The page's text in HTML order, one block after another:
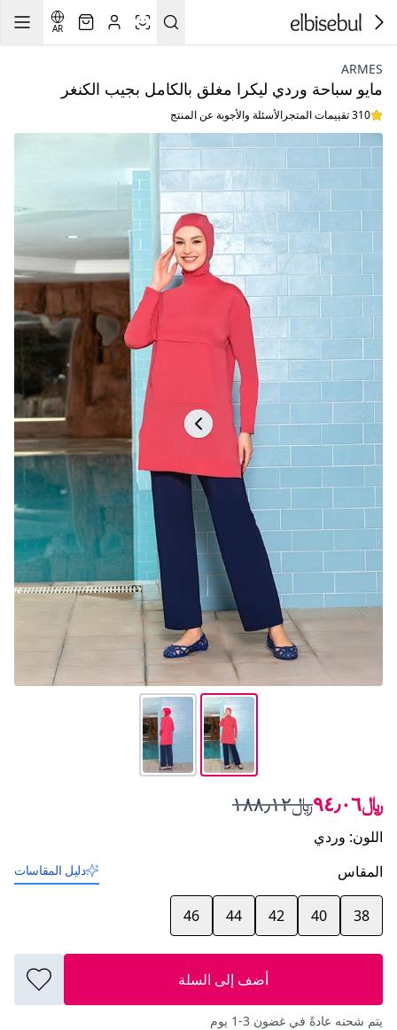
AR
ARMES
مايو سباحة وردي ليكرا مغلق بالكامل بجيب الكنغر
310 تقييمات المتجر الأسئلة والأجوبة عن المنتج
﷼٩٤٫٠٦ ﷼١٨٨٫١٢
اللون: وردي
المقاس
دليل المقاسات
38
40
42
44
46
أضف إلى السلة
يتم شحنه عادةً في غضون 3-1 يوم